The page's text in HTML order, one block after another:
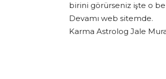
birini görürseniz işte o
Devamı web sitemde.
Karma Astrolog Jale